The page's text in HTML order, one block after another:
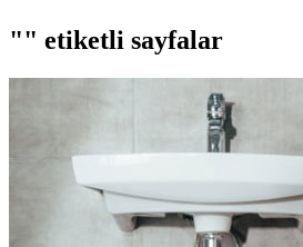
"" etiketli sayfalar